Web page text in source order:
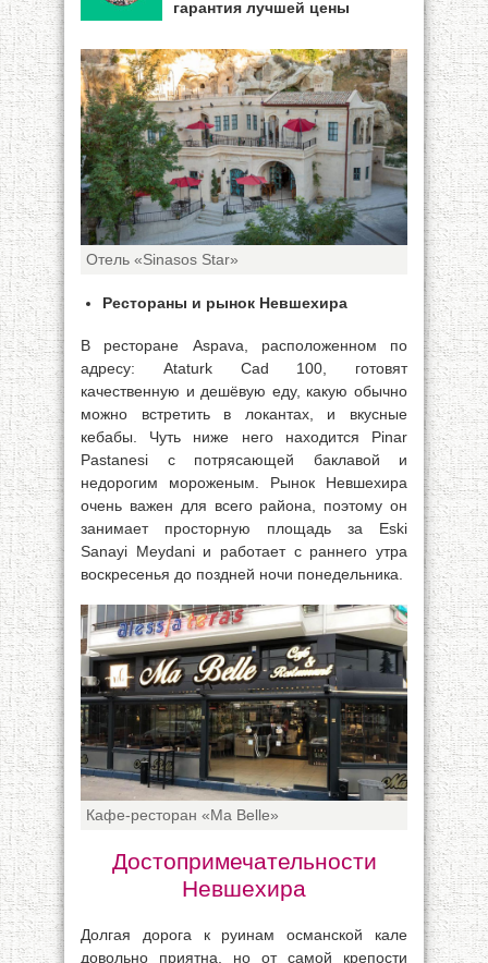
гарантия лучшей цены
Отель «Sinasos Star»
Рестораны и рынок Невшехира
В ресторане Aspava, расположенном по
адресу: Ataturk Cad 100, готовят
качественную и дешёвую еду, какую обычно
можно встретить в локантах, и вкусные
кебабы. Чуть ниже него находится Pinar
Pastanesi с потрясающей баклавой и
недорогим мороженым. Рынок Невшехира
очень важен для всего района, поэтому он
занимает просторную площадь за Eski
Sanayi Meydani и работает с раннего утра
воскресенья до поздней ночи понедельника.
Кафе-ресторан «Ma Belle»
Достопримечательности
Невшехира
Долгая дорога к руинам османской кале
довольно приятна, но от самой крепости